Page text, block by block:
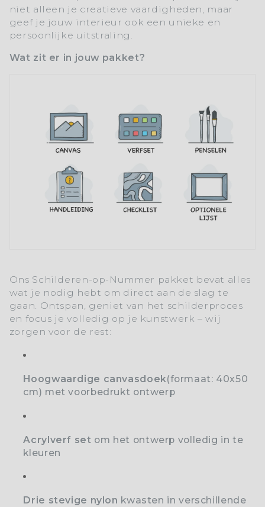
niet alleen je creatieve vaardigheden, maar
geef je jouw interieur ook een unieke en
persoonlijke uitstraling.
Wat zit er in jouw pakket?
Ons Schilderen-op-Nummer pakket bevat alles
wat je nodig hebt om direct aan de slag te
gaan. Ontspan, geniet van het schilderproces
en focus je volledig op je kunstwerk – wij
zorgen voor de rest:
Hoogwaardige canvasdoek(formaat: 40x50
cm) met voorbedrukt ontwerp
Acrylverf set om het ontwerp volledig in te
kleuren
Drie stevige nylon kwasten in verschillende